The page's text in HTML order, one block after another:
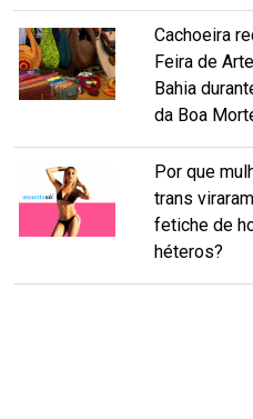
Cachoeira
Feira de
Bahia
da Boa
Por que
trans
fetiche de
héteros?